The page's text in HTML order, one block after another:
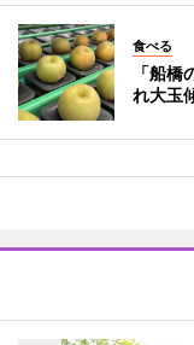
食べる
「船
れ大玉